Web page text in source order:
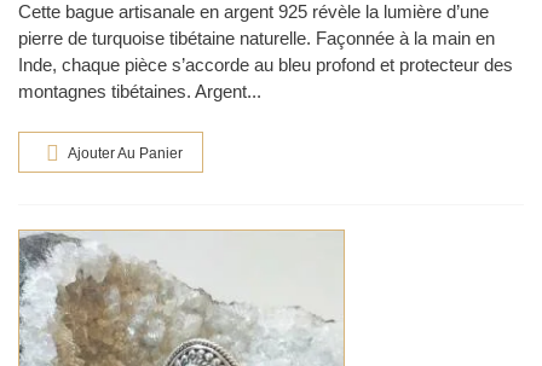
Cette bague artisanale en argent 925 révèle la lumière d’une
pierre de turquoise tibétaine naturelle. Façonnée à la main en
Inde, chaque pièce s’accorde au bleu profond et protecteur des
montagnes tibétaines. Argent...
Ajouter Au Panier